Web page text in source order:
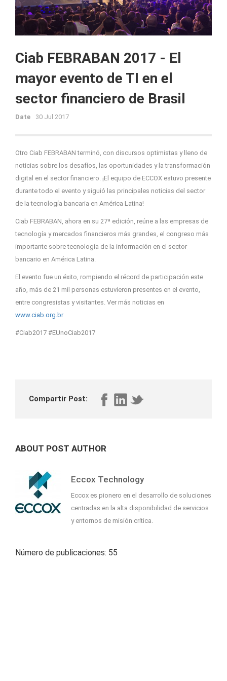
Ciab FEBRABAN 2017 - El
mayor evento de TI en el
sector financiero de Brasil
Date 30 Jul 2017
Otro Ciab FEBRABAN terminó, con discursos optimistas y lleno de
noticias sobre los desafíos, las oportunidades y la transformación
digital en el sector financiero. ¡El equipo de ECCOX estuvo presente
durante todo el evento y siguió las principales noticias del sector
de la tecnología bancaria en América Latina!
Ciab FEBRABAN, ahora en su 27ª edición, reúne a las empresas de
tecnología y mercados financieros más grandes, el congreso más
importante sobre tecnología de la información en el sector
bancario en América Latina.
El evento fue un éxito, rompiendo el récord de participación este
año, más de 21 mil personas estuvieron presentes en el evento,
entre congresistas y visitantes. Ver más noticias en
www.ciab.org.br
#Ciab2017 #EUnoCiab2017
Compartir Post:
ABOUT POST AUTHOR
Eccox Technology
Eccox es pionero en el desarrollo de soluciones
centradas en la alta disponibilidad de servicios
y entornos de misión crítica.
Número de publicaciones: 55